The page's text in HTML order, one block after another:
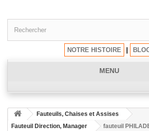
NOTRE HISTOIRE
MENU
Fauteuils, Chaises et Assises
Fauteuil Direction, Manager
fauteuil